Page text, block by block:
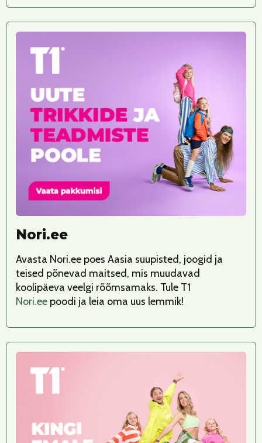
Nori.ee
Avasta Nori.ee poes Aasia suupisted, joogid ja
teised põnevad maitsed, mis muudavad
koolipäeva veelgi rõõmsamaks. Tule T1
Nori.ee poodi ja leia oma uus lemmik!